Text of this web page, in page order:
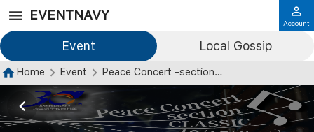
EVENTNAVY
Event Local Gossip
Account
Home Event Peace Concert -section-CLASSIC